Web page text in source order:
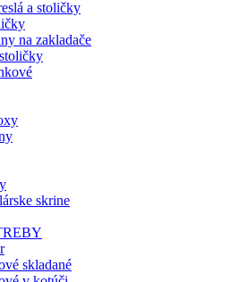
a stoličky
na zakladače
skrine
skladané